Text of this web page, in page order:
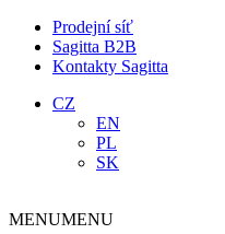
Prodejní síť
Sagitta B2B
Kontakty Sagitta
CZ
EN
PL
SK
MENUMENU